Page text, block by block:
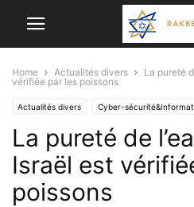
Home Actualités divers
La pureté
vérifiée par les poissons
Actualités divers Cyber-
La pureté de
Israël est
poissons